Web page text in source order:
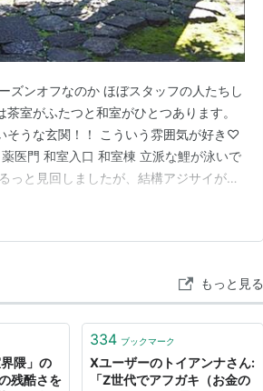
ズンオフなのか ほぼスタッフの人たちし
室がふたつと和室がひとつあります。
そうな玄関！！ こういう雰囲気が好き♡
医門 和室入口 和室棟 立派な鯉が泳いで
っと見回しましたが、結構アジサイがあ
きました。 （7月上旬撮影） 今夜も熱
もっと見る
隈」の
残酷さを
334 ブックマーク
Xユーザーのトイアンナさん:
「Z世代でアフガキ（お金の